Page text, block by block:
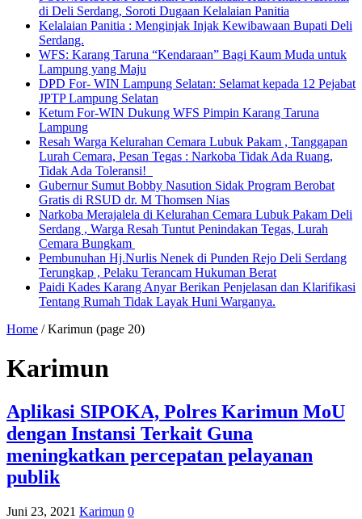
di Deli Serdang, Soroti Dugaan Kelalaian Panitia
Kelalaian Panitia : Menginjak Injak Kewibawaan Bupati Deli
Serdang.
WFS: Karang Taruna “Kendaraan” Bagi Kaum Muda untuk
Lampung yang Maju
DPD For- WIN Lampung Selatan: Selamat kepada 12 Pejabat
JPTP Lampung Selatan
Ketum For-WIN Dukung WFS Pimpin Karang Taruna
Lampung
Resah Warga Kelurahan Cemara Lubuk Pakam , Tanggapan
Lurah Cemara, Pesan Tegas : Narkoba Tidak Ada Ruang,
Tidak Ada Toleransi!
Gubernur Sumut Bobby Nasution Sidak Program Berobat
Gratis di RSUD dr. M Thomsen Nias
Narkoba Merajalela di Kelurahan Cemara Lubuk Pakam Deli
Serdang , Warga Resah Tuntut Penindakan Tegas, Lurah
Cemara Bungkam
Pembunuhan Hj.Nurlis Nenek di Punden Rejo Deli Serdang
Terungkap , Pelaku Terancam Hukuman Berat
Paidi Kades Karang Anyar Berikan Penjelasan dan Klarifikasi
Tentang Rumah Tidak Layak Huni Warganya.
Home / Karimun (page 20)
Karimun
Aplikasi SIPOKA, Polres Karimun MoU
dengan Instansi Terkait Guna
meningkatkan percepatan pelayanan
publik
Juni 23, 2021 Karimun 0